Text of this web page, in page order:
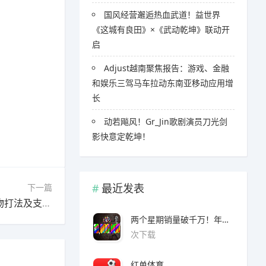
下一篇
《怪物猎人荒野》全任务图文流程攻略4-8 全怪物打法及支线攻略
国风经营邂逅热血武道！益世界
《这城有良田》×《武动乾坤》联动开
启
Adjust越南聚焦报告：游戏、金融
和娱乐三驾马车拉动东南亚移动应用增
长
​​动若飚风！Gr_Jin歌剧演员刀光剑
影快意定乾坤！
最近发表
两个星期销量破千万！年度爆款诞生了 3A看了都眼红
次下载